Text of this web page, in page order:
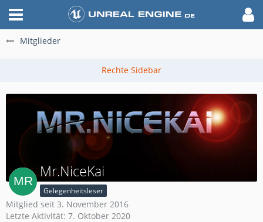
Mitglieder
Mr.NiceKai
Gelegenheitsleser
Mitglied seit 3. November 2016
Letzte Aktivität: 7. Oktober 2020